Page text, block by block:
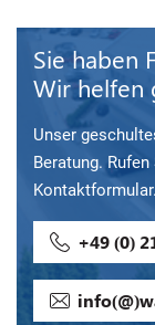
Sie haben
Wir helfen
Unser
Beratung.
Kontaktformular.
+49 (0)